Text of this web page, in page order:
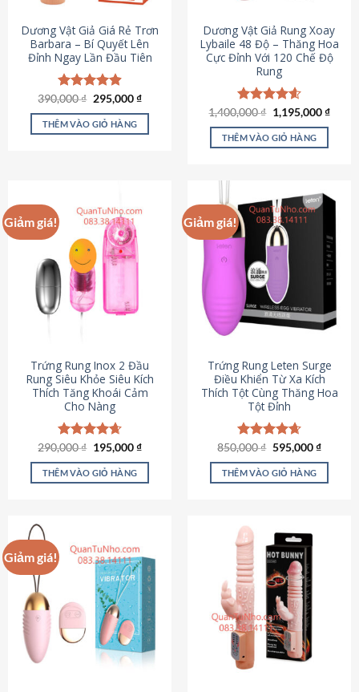
Dương Vật Giả Giá Rẻ Trơn
Barbara – Bí Quyết Lên
Đỉnh Ngay Lần Đầu Tiên
Được xếp
hạng4.90
5 sao
390,000₫ Giá
là:
390,000 ₫.
295,000₫Giá
tại
THÊM VÀO GIỎ HÀNG
Dương Vật Giả Rung Xoay
Lybaile 48 Độ – Thăng Hoa
Cực Đỉnh Với 120 Chế Độ
Rung
Được xếp
hạng4.62
5 sao
1,400,000₫ Giá
gốc
là:
1,400,000 ₫.
1,195,000₫Giá
THÊM VÀO GIỎ HÀNG
Giảm giá!
Trứng Rung Inox 2 Đầu
Rung Siêu Khỏe Siêu Kích
Thích Tăng Khoái Cảm
Cho Nàng
Được xếp
hạng4.64
5 sao
290,000₫ Giá
là:
290,000 ₫.
195,000₫Giá
tại
THÊM VÀO GIỎ HÀNG
Giảm giá!
Trứng Rung Leten Surge
Điều Khiển Từ Xa Kích
Thích Tột Cùng Thăng Hoa
Tột Đỉnh
Được xếp
hạng4.69
5 sao
850,000₫ Giá
là:
850,000 ₫.
595,000₫Giá
tại
THÊM VÀO GIỎ HÀNG
Giảm giá!